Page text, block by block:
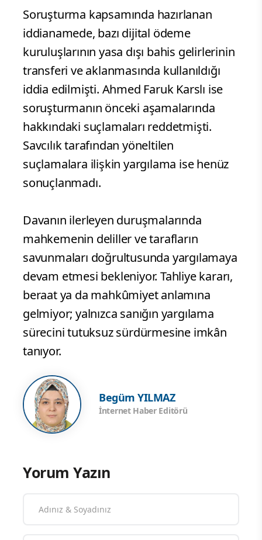
Soruşturma kapsamında hazırlanan
iddianamede, bazı dijital ödeme
kuruluşlarının yasa dışı bahis gelirlerinin
transferi ve aklanmasında kullanıldığı
iddia edilmişti. Ahmed Faruk Karslı ise
soruşturmanın önceki aşamalarında
hakkındaki suçlamaları reddetmişti.
Savcılık tarafından yöneltilen
suçlamalara ilişkin yargılama ise henüz
sonuçlanmadı.
Davanın ilerleyen duruşmalarında
mahkemenin deliller ve tarafların
savunmaları doğrultusunda yargılamaya
devam etmesi bekleniyor. Tahliye kararı,
beraat ya da mahkûmiyet anlamına
gelmiyor; yalnızca sanığın yargılama
sürecini tutuksuz sürdürmesine imkân
tanıyor.
Begüm YILMAZ
İnternet Haber Editörü
Yorum Yazın